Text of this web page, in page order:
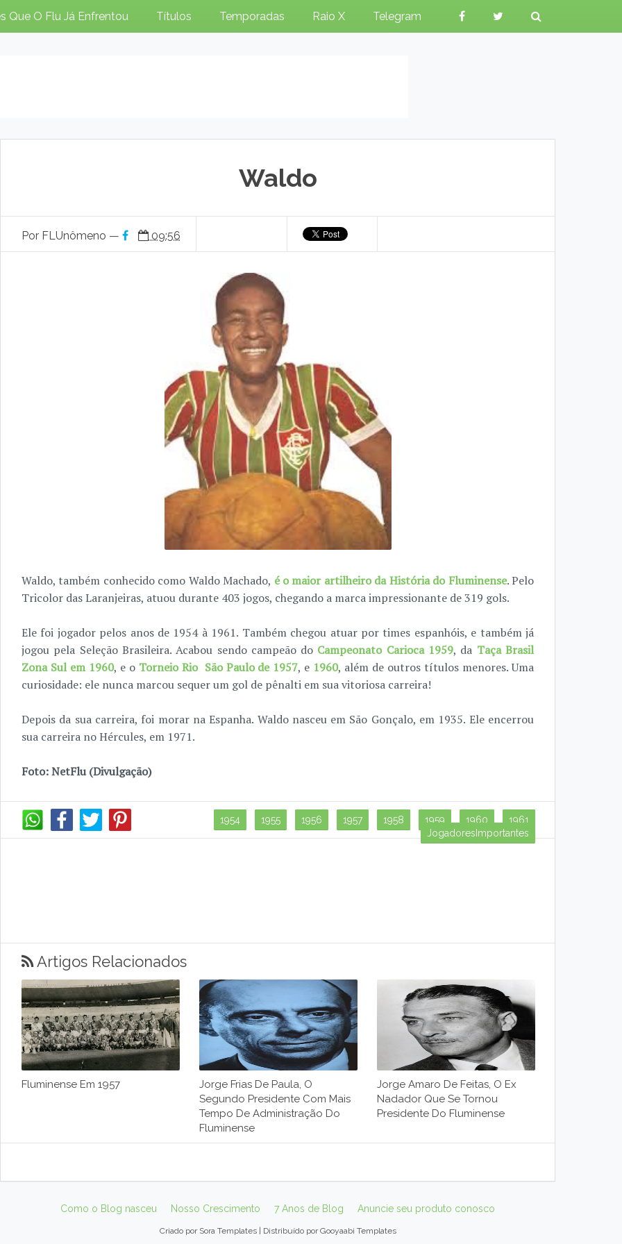
Que O Flu Já Enfrentou Títulos Temporadas Raio X Telegram
Waldo
Por FLUnômeno — 09:56
Waldo, também conhecido como Waldo Machado, é o maior artilheiro da História do Fluminense. Pelo
Tricolor das Laranjeiras, atuou durante 403 jogos, chegando a marca impressionante de 319 gols.
Ele foi jogador pelos anos de 1954 à 1961. Também chegou atuar por times espanhóis, e também já
jogou pela Seleção Brasileira. Acabou sendo campeão do Campeonato Carioca 1959, da Taça Brasil
Zona Sul em 1960, e o Torneio Rio São Paulo de 1957, e 1960, além de outros títulos menores. Uma
curiosidade: ele nunca marcou sequer um gol de pênalti em sua vitoriosa carreira!
Depois da sua carreira, foi morar na Espanha. Waldo nasceu em São Gonçalo, em 1935. Ele encerrou
sua carreira no Hércules, em 1971.
Foto: NetFlu (Divulgação)
1954 1955 1956 1957 1958 1959 1960
1961
JogadoresImportantes
Artigos Relacionados
Fluminense Em 1957
Jorge Frias De Paula, O
Segundo Presidente Com Mais
Tempo De Administração Do
Fluminense
Jorge Amaro De Feitas, O Ex
Nadador Que Se Tornou
Presidente Do Fluminense
Como o Blog nasceu Nosso Crescimento 7 Anos de Blog Anuncie seu produto conosco
Criado por Sora Templates| Distribuído porGooyaabi Templates